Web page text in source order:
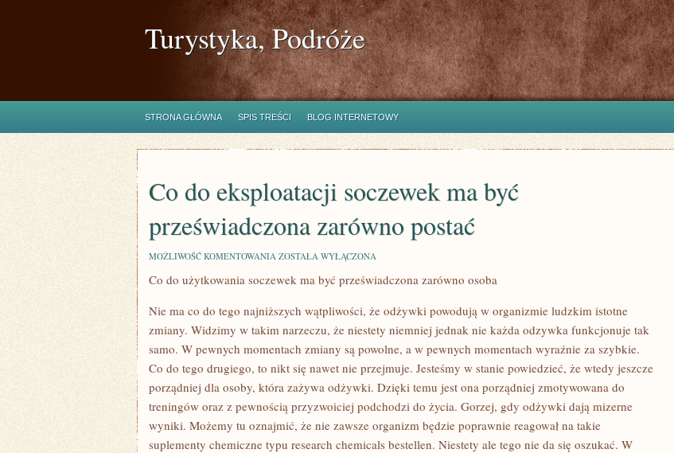
Turystyka, Podróże
STRONA GŁÓWNA SPIS TREŚCI BLOG INTERNETOWY
Co do eksploatacji soczewek ma być
przeświadczona zarówno postać
MOŻLIWOŚĆ KOMENTOWANIA CO
EKSPLOATACJI
BYĆ
PRZEŚWIADCZONA
POSTAĆ
ZOSTAŁA WYŁĄCZONA
Co do użytkowania soczewek ma być przeświadczona zarówno osoba
Nie ma co do tego najniższych wątpliwości, że odżywki powodują w organizmie ludzkim istotne
zmiany. Widzimy w takim narzeczu, że niestety niemniej jednak nie każda odzywka funkcjonuje tak
samo. W pewnych momentach zmiany są powolne, a w pewnych momentach wyraźnie za szybkie.
Co do tego drugiego, to nikt się nawet nie przejmuje. Jesteśmy w stanie powiedzieć, że wtedy jeszcze
porządniej dla osoby, która zażywa odżywki. Dzięki temu jest ona porządniej zmotywowana do
treningów oraz z pewnością przyzwoiciej podchodzi do życia. Gorzej, gdy odżywki dają mizerne
wyniki. Możemy tu oznajmić, że nie zawsze organizm będzie poprawnie reagował na takie
suplementy chemiczne typu research chemicals bestellen. Niestety ale tego nie da się oszukać. W